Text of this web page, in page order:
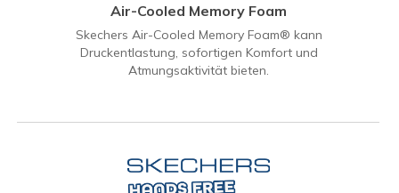
Air-Cooled Memory Foam
Skechers Air-Cooled Memory Foam® kann
Druckentlastung, sofortigen Komfort und
Atmungsaktivität bieten.